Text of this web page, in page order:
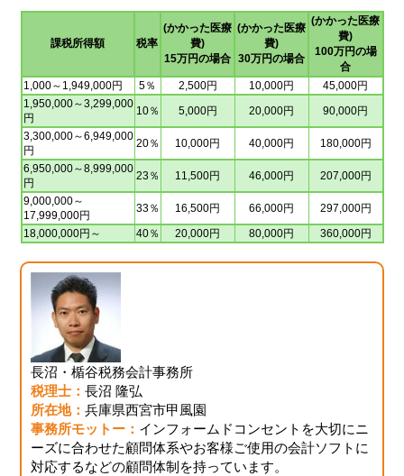
課税所得額 税率
(かかった医療
費)
15万円の場合
(かかった医療
費)
30万円の場合
(かかった医療
費)
100万円の場
合
1,000～1,949,000円
5％ 2,500円 10,000円
45,000円
1,950,000～3,299,000
円
10％ 5,000円 20,000円
90,000円
3,300,000～6,949,000
円
20％ 10,000円 40,000円
180,000円
6,950,000～8,999,000
円
23％ 11,500円 46,000円
207,000円
9,000,000～
17,999,000円
33％ 16,500円 66,000円
297,000円
18,000,000円～
40％ 20,000円 80,000円 360,000円
長沼・楯谷税務会計事務所
税理士：長沼 隆弘
所在地：兵庫県西宮市甲風園
事務所モットー： インフォームドコンセントを大切にニ
ーズに合わせた顧問体系やお客様ご使用の会計ソフトに
対応するなどの顧問体制を持っています。